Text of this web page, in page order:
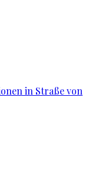
in Straße von